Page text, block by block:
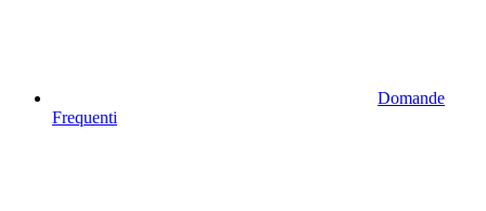
Domande
Frequenti